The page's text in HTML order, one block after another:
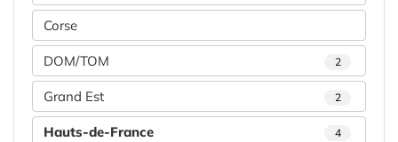
Corse
DOM/TOM 2
Grand Est 2
Hauts-de-France 4